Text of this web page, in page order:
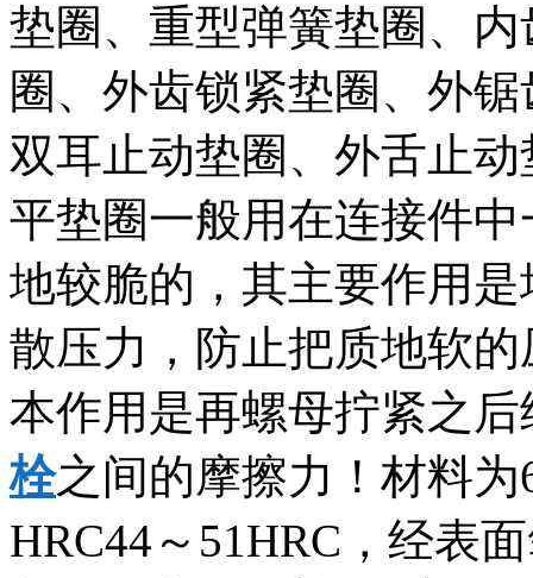
垫圈、重型弹簧垫圈、
圈、外齿锁紧垫圈、外
双耳止动垫圈、外舌止
平垫圈一般用在连接件
地较脆的，其主要作用
散压力，防止把质地软
本作用是再螺母拧紧之
栓之间的摩擦力！材料
HRC44～51HRC，经表